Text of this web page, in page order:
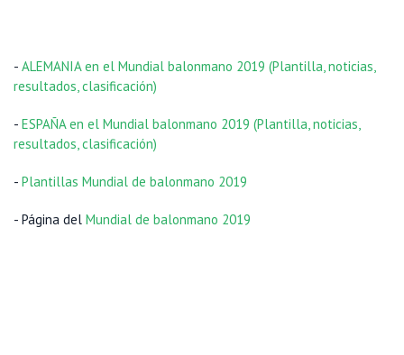
- ALEMANIA en el Mundial balonmano 2019 (Plantilla, noticias,
resultados, clasificación)
- ESPAÑA en el Mundial balonmano 2019 (Plantilla, noticias,
resultados, clasificación)
- Plantillas Mundial de balonmano 2019
- Página del Mundial de balonmano 2019